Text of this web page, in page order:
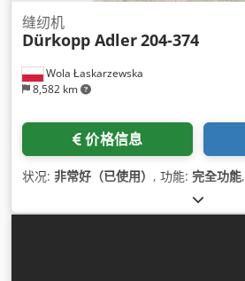
Wola Łaskarzewska
8,582 km
缝纫机
Dürkopp Adler204-374
价格信息
状况: 非常好（已使用） , 功能: 完全功能,